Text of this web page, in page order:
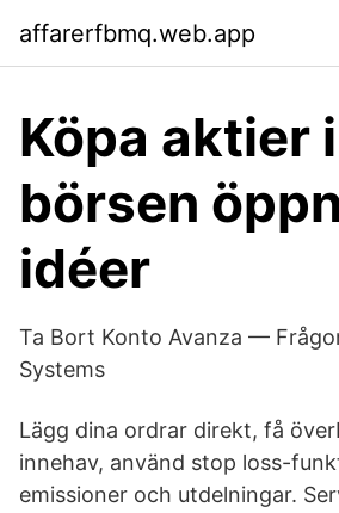
affarerfbmq.web.app
Köpa aktier
börsen
idéer
Ta Bort Konto Avanza —
Systems
Lägg dina ordrar direkt, få
innehav, använd stop loss-
emissioner och utdelningar.